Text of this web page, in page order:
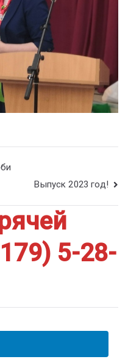
Выпуск 2023 год!
5-28-